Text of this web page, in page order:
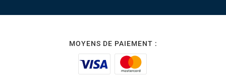
MOYENS DE PAIEMENT :